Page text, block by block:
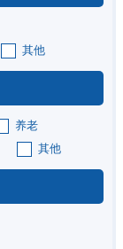
其他
养老
其他